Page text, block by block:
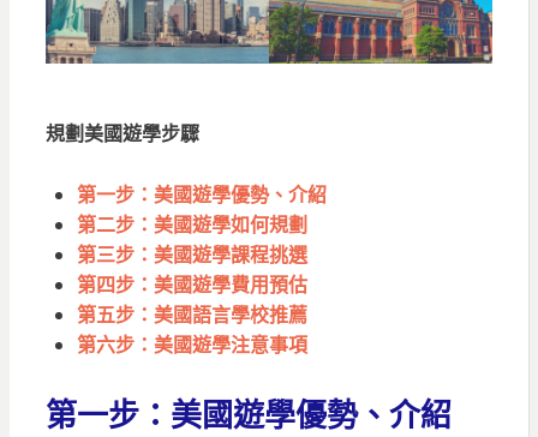
規劃美國遊學步驟
第一步： 美國遊學優勢、介紹
第二步： 美國遊學如何規劃
第三步： 美國遊學課程挑選
第四步： 美國遊學費用預估
第五步： 美國語言學校推薦
第六步： 美國遊學注意事項
第一步：美國遊學優勢、介紹